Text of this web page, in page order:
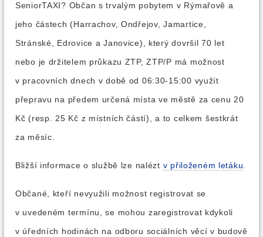
SeniorTAXI? Občan s trvalým pobytem v Rýmařově a
jeho částech (Harrachov, Ondřejov, Jamartice,
Stránské, Edrovice a Janovice), který dovršil 70 let
nebo je držitelem průkazu ZTP, ZTP/P má možnost
v pracovních dnech v době od 06:30-15:00 využít
přepravu na předem určená místa ve městě za cenu 20
Kč (resp. 25 Kč z místních částí), a to celkem šestkrát
za měsíc.
Bližší informace o službě lze nalézt v přiloženém letáku.
Občané, kteří nevyužili možnost registrovat se
v uvedeném termínu, se mohou zaregistrovat kdykoli
v úředních hodinách na odboru sociálních věcí v budově